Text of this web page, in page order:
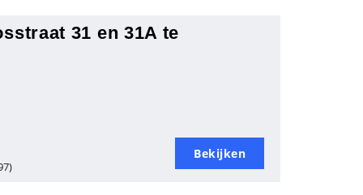
31 en 31A te
Bekijken